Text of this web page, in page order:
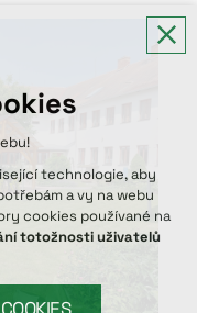
technologie, aby
a vy na webu
cookies používané na
totožnosti uživatelů